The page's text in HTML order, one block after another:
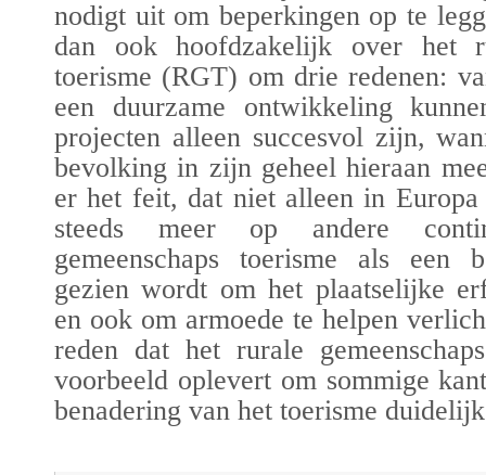
nodigt uit om beperkingen op te
dan ook hoofdzakelijk over het
toerisme (RGT) om drie redenen:
een duurzame ontwikkeling
projecten alleen succesvol zijn,
bevolking in zijn geheel hieraan
er het feit, dat niet alleen in
steeds meer op andere
gemeenschaps toerisme als een
gezien wordt om het plaatselijke
en ook om armoede te helpen
reden dat het rurale
voorbeeld oplevert om sommige
benadering van het toerisme